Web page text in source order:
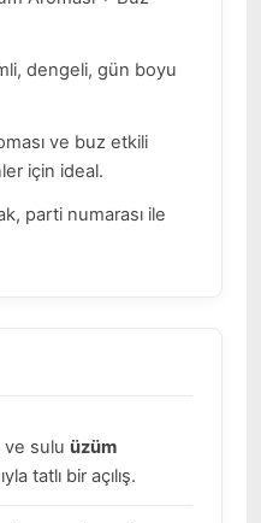
dengeli, gün boyu
ve buz etkili
için ideal.
parti numarası ile
ve sulu üzüm
tatlı bir açılış.